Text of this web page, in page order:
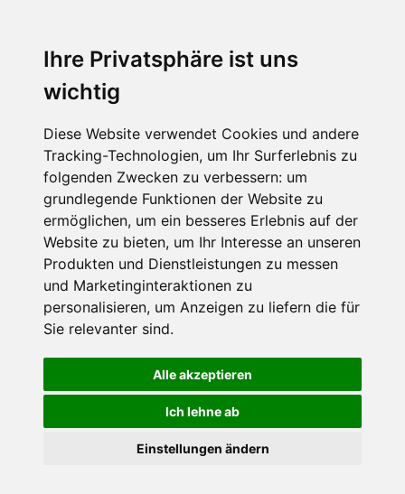
Ihre Privatsphäre ist uns
wichtig
Diese Website verwendet Cookies und andere
Tracking-Technologien, um Ihr Surferlebnis zu
folgenden Zwecken zu verbessern: um
grundlegende Funktionen der Website zu
ermöglichen, um ein besseres Erlebnis auf der
Website zu bieten, um Ihr Interesse an unseren
Produkten und Dienstleistungen zu messen
und Marketinginteraktionen zu
personalisieren, um Anzeigen zu liefern die für
Sie relevanter sind.
Alle akzeptieren
Ich lehne ab
Einstellungen ändern